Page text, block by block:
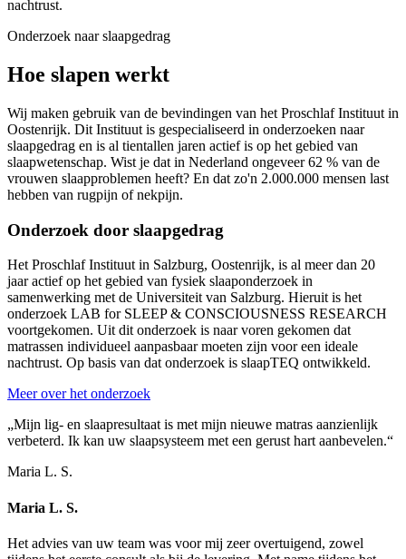
nachtrust.
Onderzoek naar slaapgedrag
Hoe slapen werkt
Wij maken gebruik van de bevindingen van het Proschlaf Instituut in
Oostenrijk. Dit Instituut is gespecialiseerd in onderzoeken naar
slaapgedrag en is al tientallen jaren actief is op het gebied van
slaapwetenschap. Wist je dat in Nederland ongeveer 62 % van de
vrouwen slaapproblemen heeft? En dat zo'n 2.000.000 mensen last
hebben van rugpijn of nekpijn.
Onderzoek door slaapgedrag
Het Proschlaf Instituut in Salzburg, Oostenrijk, is al meer dan 20
jaar actief op het gebied van fysiek slaaponderzoek in
samenwerking met de Universiteit van Salzburg. Hieruit is het
onderzoek LAB for SLEEP & CONSCIOUSNESS RESEARCH
voortgekomen. Uit dit onderzoek is naar voren gekomen dat
matrassen individueel aanpasbaar moeten zijn voor een ideale
nachtrust. Op basis van dat onderzoek is slaapTEQ ontwikkeld.
Meer over het onderzoek
„Mijn lig- en slaapresultaat is met mijn nieuwe matras aanzienlijk
verbeterd. Ik kan uw slaapsysteem met een gerust hart aanbevelen.“
Maria L. S.
Maria L. S.
Het advies van uw team was voor mij zeer overtuigend, zowel